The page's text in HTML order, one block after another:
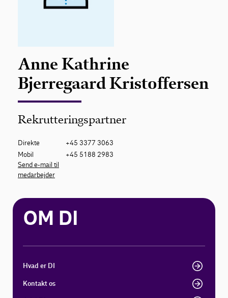
Anne Kathrine
Bjerregaard Kristoffersen
Rekrutteringspartner
Direkte
+45 3377 3063
Mobil
+45 5188 2983
Send e-mail til
medarbejder
OM DI
Hvad er DI
Kontakt os